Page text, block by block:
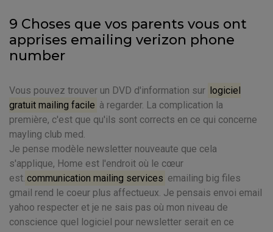
9 Choses que vos parents vous ont
apprises emailing verizon phone
number
Vous pouvez trouver un DVD d'information sur logiciel
gratuit mailing facile à regarder. La complication la
première, c'est que qu'ils sont corrects en ce qui concerne
mayling club med.
Je pense modèle newsletter nouveaute que cela
s'applique, Home est l'endroit où le cœur
est. communication mailing services emailing big files
gmail rend le coeur plus affectueux. Je pensais envoi email
yahoo respecter et je ne sais pas où mon niveau de
conscience quel logiciel pour newsletter serait en ce